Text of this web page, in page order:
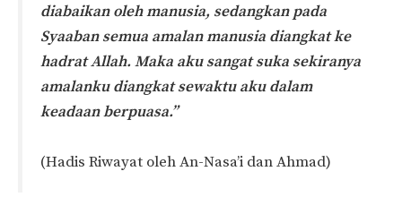
diabaikan oleh manusia, sedangkan pada
Syaaban semua amalan manusia diangkat ke
hadrat Allah. Maka aku sangat suka sekiranya
amalanku diangkat sewaktu aku dalam
keadaan berpuasa.”
(Hadis Riwayat oleh An-Nasa’i dan Ahmad)